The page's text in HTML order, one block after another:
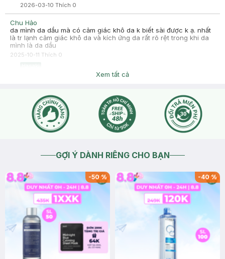
2026-03-10 Thích 0
Chu Hảo
da mình da dầu mà có cảm giác khô da k biết sài được k ạ. nhất
là tr lạnh cảm giác khô da và kích ứng da rất rõ rệt trong khi da
mình là da dầu
2025-10-11 Thích 0
Dạ chào bạn, Hasaki rất tiếc về trải nghiệm chưa tốt của bạn
lượng sản phẩm tốt hơn trong thời gian tới. Cảm ơn bạn đã tin
tưởng và mua sắm tại Hasaki!
2025-10-13Thích
Xem tất cả
GỢI Ý DÀNH RIÊNG CHO BẠN
-50% -40%